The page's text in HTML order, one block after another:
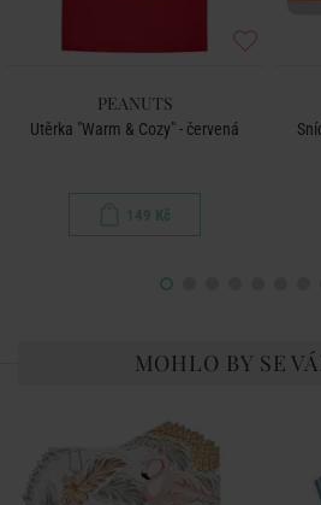
PEANUTS
Utěrka "Warm & Cozy" - červená
149 Kč
MOHLO BY SE